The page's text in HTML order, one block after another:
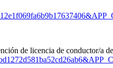
de licencia de conductor/a